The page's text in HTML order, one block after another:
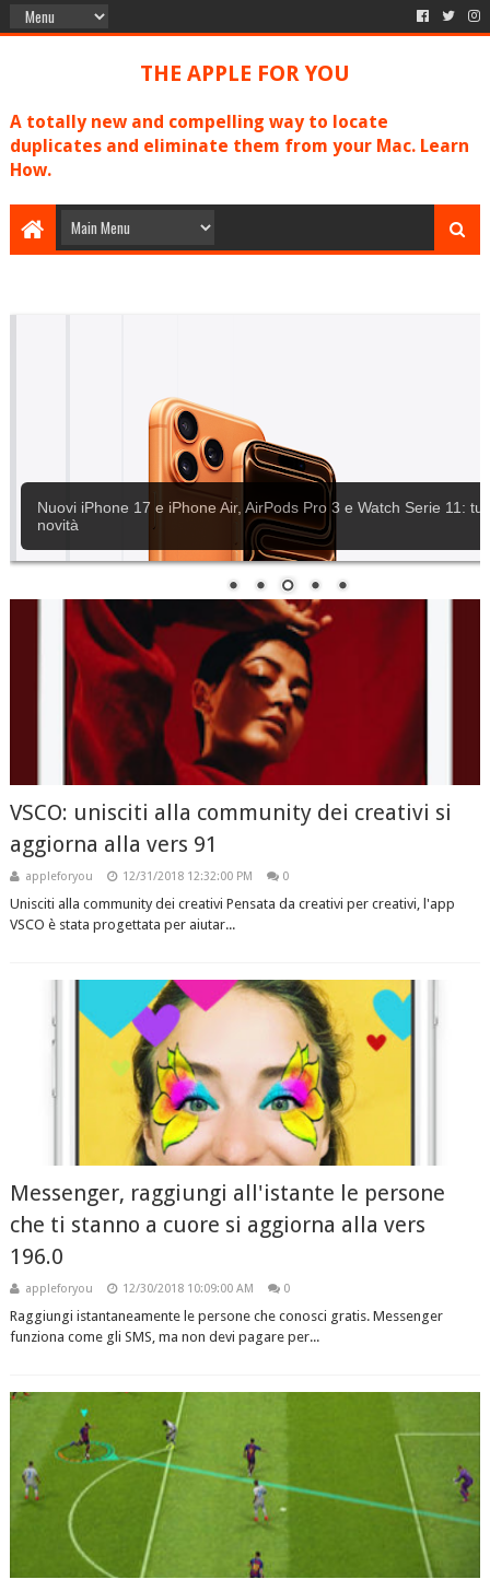
THE APPLE FOR YOU
A totally new and compelling way to locate
duplicates and eliminate them from your Mac. Learn
How.
Apple rilascia iOS 18.6.2
VSCO: unisciti alla community dei creativi si
aggiorna alla vers 91
appleforyou 12/31/2018 12:32:00 PM 0
Unisciti alla community dei creativi Pensata da creativi per creativi, l'app
VSCO è stata progettata per aiutar...
Messenger, raggiungi all'istante le persone
che ti stanno a cuore si aggiorna alla vers
196.0
appleforyou 12/30/2018 10:09:00 AM 0
Raggiungi istantaneamente le persone che conosci gratis. Messenger
funziona come gli SMS, ma non devi pagare per...